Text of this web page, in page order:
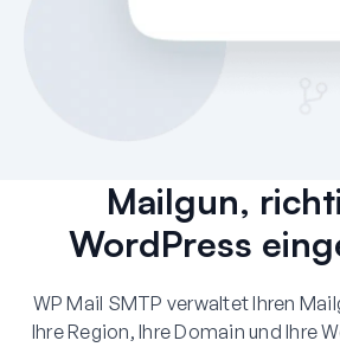
Mailgun,
WordPress
WP Mail SMTP verwaltet Ihren
Ihre Region, Ihre Domain und Ihre